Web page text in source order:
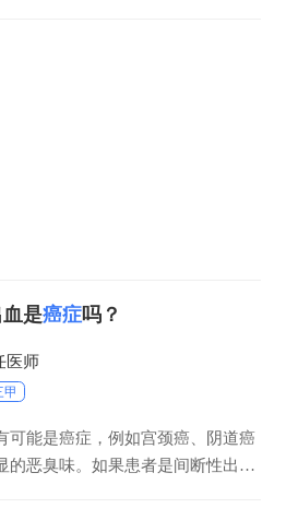
是癌症吗？
医师
甲
可能是癌症，例如宫颈癌、阴道癌
的恶臭味。如果患者是间断性出现